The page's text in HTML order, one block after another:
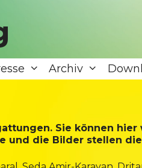
Archiv
Sie können
und die Bilder stellen